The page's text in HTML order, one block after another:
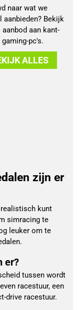
naar wat we
aanbieden? Bekijk
aanbod aan kant-
pc's.
ALLES
zijn er
kunt
simracing te
leuker om te
er?
tussen wordt
racestuur, een
drive racestuur.